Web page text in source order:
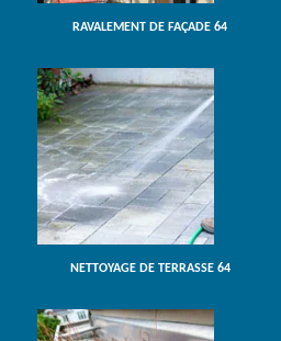
RAVALEMENT DE FAÇADE 64
NETTOYAGE DE TERRASSE 64